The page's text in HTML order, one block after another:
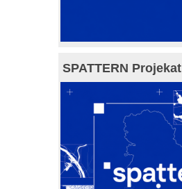
SPATTERN Projekat